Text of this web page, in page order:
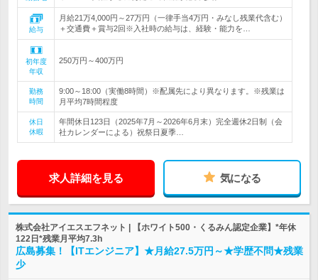
給与
月給21万4,000円～27万円（一律手当4万円・みなし残業代含む）
＋交通費＋賞与2回※入社時の給与は、経験・能力を…
初年度
年収
250万円～400万円
勤務
時間
9:00～18:00（実働8時間）※配属先により異なります。※残業は
月平均7時間程度
休日
休暇
年間休日123日（2025年7月～2026年6月末）完全週休2日制（会
社カレンダーによる）祝祭日夏季…
求人詳細を見る 気になる
株式会社アイエスエフネット | 【ホワイト500・くるみん認定企業】*年休
122日*残業月平均7.3h
広島募集！【ITエンジニア】★月給27.5万円～★学歴不問★残業
少